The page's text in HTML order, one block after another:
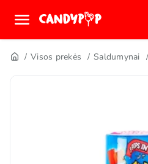
Visos prekės Saldumynai